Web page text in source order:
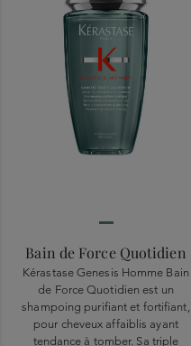
Bain de Force Quotidien
Kérastase Genesis Homme Bain
de Force Quotidien est un
shampoing purifiant et fortifiant,
pour cheveux affaiblis ayant
tendance à tomber. Sa triple